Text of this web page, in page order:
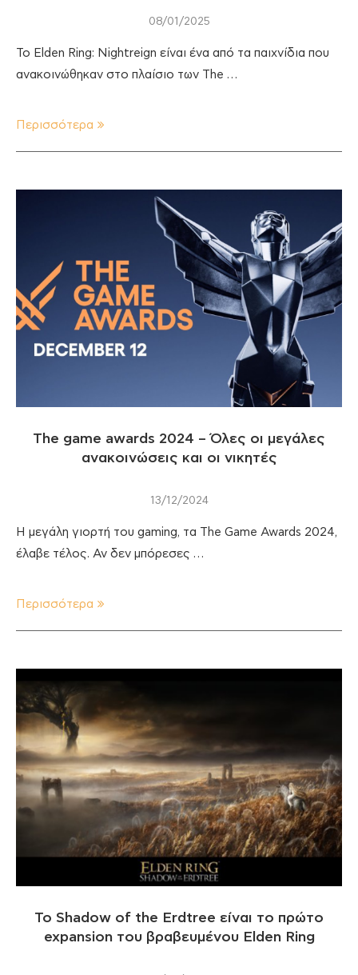
08/01/2025
Το Elden Ring: Nightreign είναι ένα από τα παιχνίδια που
ανακοινώθηκαν στο πλαίσιο των The …
Περισσότερα
The game awards 2024 – Όλες οι μεγάλες
ανακοινώσεις και οι νικητές
13/12/2024
Η μεγάλη γιορτή του gaming, τα The Game Awards 2024,
έλαβε τέλος. Αν δεν μπόρεσες …
Περισσότερα
Το Shadow of the Erdtree είναι το πρώτο
expansion του βραβευμένου Elden Ring